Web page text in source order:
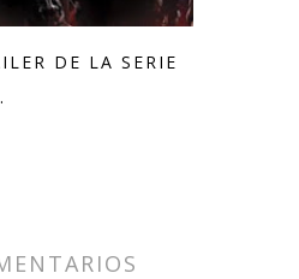
DE LA SERIE